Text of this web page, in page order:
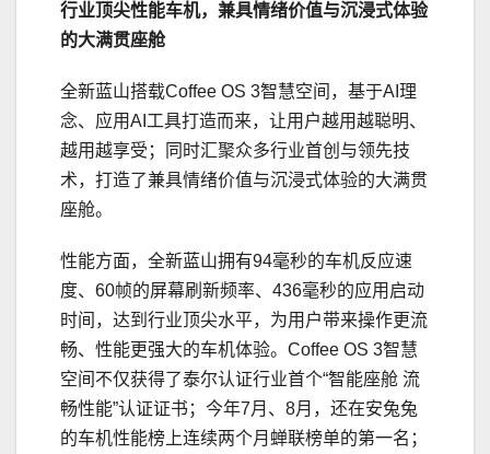
行业顶尖性能车机， 兼具情绪价值与沉浸式体验
的大满贯座舱
全新蓝山搭载Coffee OS 3智慧空间，基于AI理
念、应用AI工具打造而来，让用户越用越聪明、
越用越享受；同时汇聚众多行业首创与领先技
术，打造了兼具情绪价值与沉浸式体验的大满贯
座舱。
性能方面，全新蓝山拥有94毫秒的车机反应速
度、60帧的屏幕刷新频率、436毫秒的应用启动
时间，达到行业顶尖水平，为用户带来操作更流
畅、性能更强大的车机体验。Coffee OS 3智慧
空间不仅获得了泰尔认证行业首个“智能座舱 流
畅性能”认证证书；今年7月、8月，还在安兔兔
的车机性能榜上连续两个月蝉联榜单的第一名；